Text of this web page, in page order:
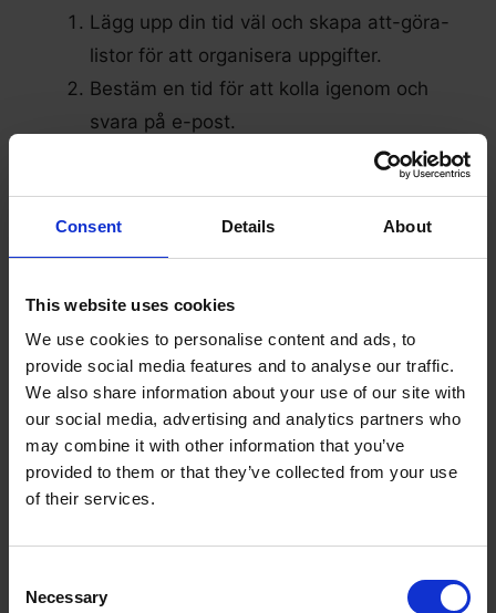
Consent Details About
This website uses cookies
We use cookies to personalise content and ads, to
provide social media features and to analyse our traffic.
We also share information about your use of our site with
our social media, advertising and analytics partners who
may combine it with other information that you’ve
provided to them or that they’ve collected from your use
of their services.
Selection
Necessary
Lägg upp din tid väl och skapa att-göra-
listor för att organisera uppgifter.
Bestäm en tid för att kolla igenom och
svara på e-post.
Om du arbetar på morgonen bör du
med fler saker i slutet av dagen.
Gör de viktigaste eller lättaste
uppgifter.
Planera din dag utifrån dina
familjemedlemmars schema.
För att undvika distraktioner kan du
använda program eller appar som
Maximera produktivitetsverktyg, t.ex.